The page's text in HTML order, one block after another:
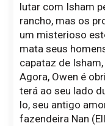
lutar com Isham
rancho, mas os
um misterioso
mata seus
capataz de
Agora, Owen é
terá ao seu lado
lo, seu antigo
fazendeira Nan